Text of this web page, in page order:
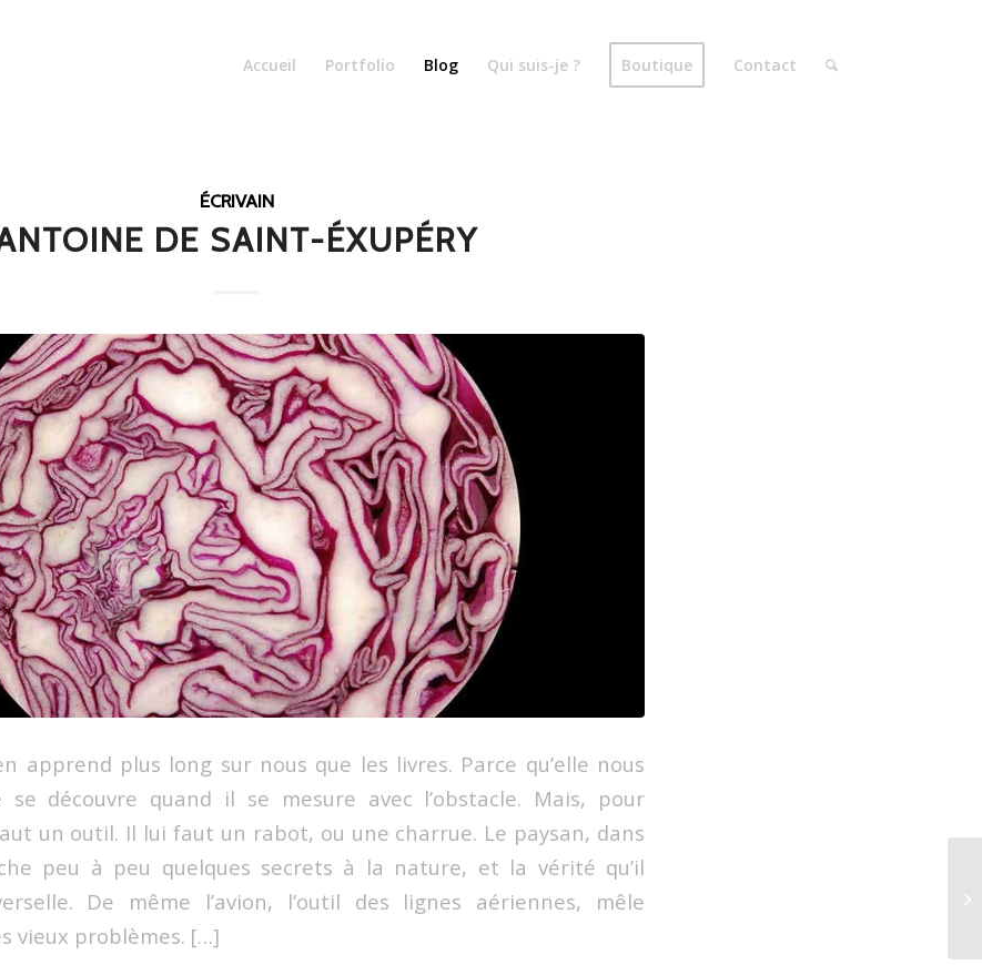
Accueil Portfolio Blog Qui suis-je ? Boutique Contact
ÉCRIVAIN
DE SAINT-ÉXUPÉRY
apprend plus long sur nous que les livres. Parce qu’elle nous
se découvre quand il se mesure avec l’obstacle. Mais, pour
un outil. Il lui faut un rabot, ou une charrue. Le paysan, dans
peu à peu quelques secrets à la nature, et la vérité qu’il
De même l’avion, l’outil des lignes aériennes, mêle
vieux problèmes. […]